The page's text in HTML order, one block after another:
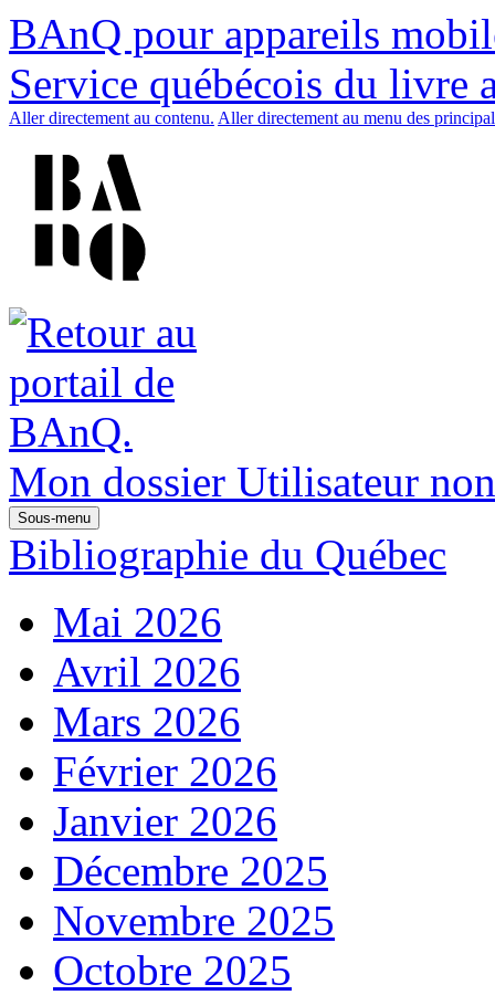
BAnQ pour appareils
Service québécois du livre
Aller directement au contenu. Aller directement au menu des
Mon dossier Utilisateur
Sous-menu
Bibliographie du Québec
Mai 2026
Avril 2026
Mars 2026
Février 2026
Janvier 2026
Décembre 2025
Novembre 2025
Octobre 2025